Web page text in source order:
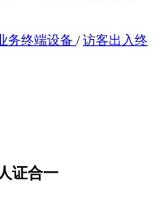
务终端设备 /访客出入终
证合一